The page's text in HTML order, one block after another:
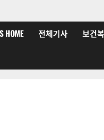
HOME 전체기사 보건